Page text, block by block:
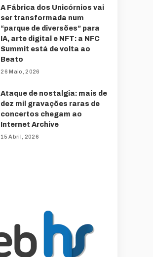
A Fábrica dos Unicórnios vai
ser transformada num
“parque de diversões” para
IA, arte digital e NFT: a NFC
Summit está de volta ao
Beato
26 Maio, 2026
Ataque de nostalgia: mais de
dez mil gravações raras de
concertos chegam ao
Internet Archive
15 Abril, 2026